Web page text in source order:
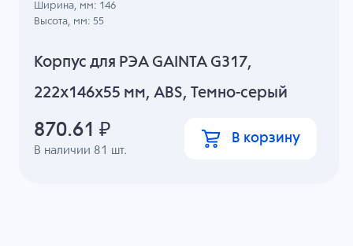
Корпус для РЭА GAINTA G317,
222x146x55 мм, ABS, Темно-серый
В наличии 81 шт.
Ширина, мм: 146
Высота, мм: 55
870.61 ₽ В корзину